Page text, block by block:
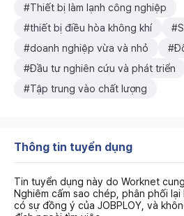
#Thiết bị làm lạnh công nghiệp
#thiết bị điều hòa không khí
#doanh nghiệp vừa và nhỏ
#Đầu tư nghiên cứu và phát triển
#Tập trung vào chất lượng
Thông tin tuyển dụng
Tin tuyển dụng này do Worknet
Nghiêm cấm sao chép, phân phối
có sự đồng ý của JOBPLOY, và